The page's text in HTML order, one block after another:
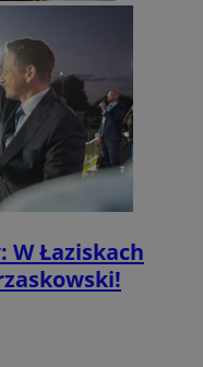
Łaziskach